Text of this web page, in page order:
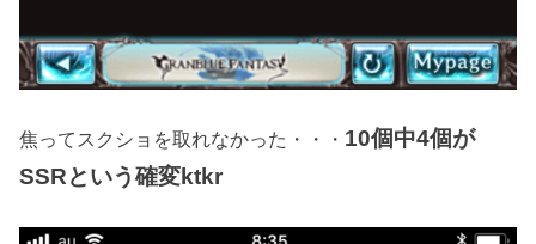
焦ってスクショを取れなかった・・・ 10個中4個が
SSRという確変ktkr